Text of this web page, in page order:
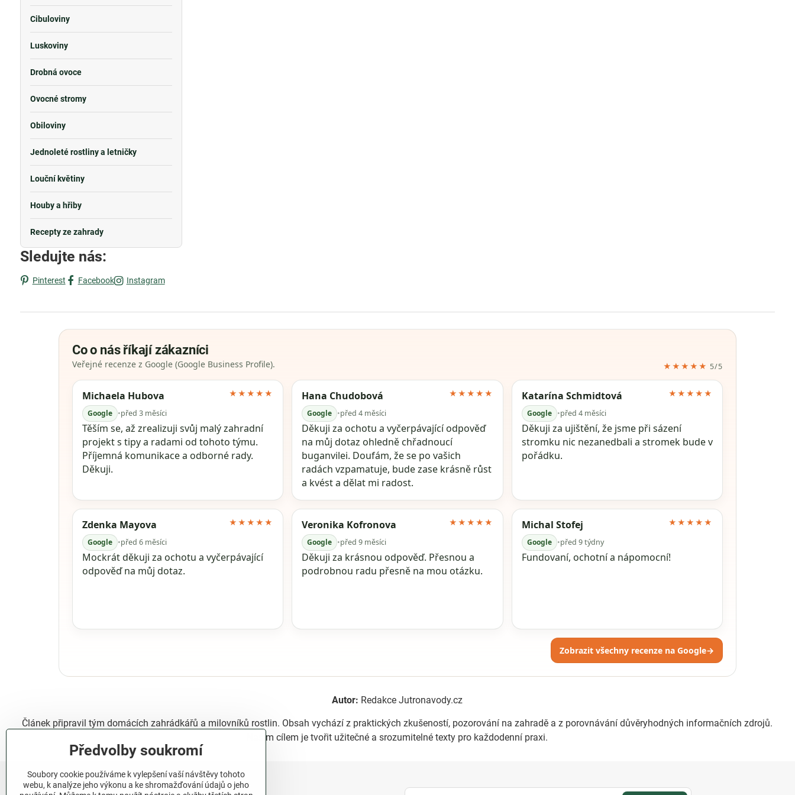
Cibuloviny
Luskoviny
Drobná ovoce
Ovocné stromy
Obiloviny
Jednoleté rostliny a letničky
Louční květiny
Houby a hřiby
Recepty ze zahrady
Sledujte nás:
Pinterest Facebook Instagram
Co o nás říkají zákazníci
Veřejné recenze z Google (Google Business Profile). ★★★★★ 5/5
Michaela Hubova
Google •před 3 měsíci
★★★★★
Těším se, až zrealizuji svůj malý zahradní
projekt s tipy a radami od tohoto týmu.
Příjemná komunikace a odborné rady.
Děkuji.
Hana Chudobová
Google •před 4 měsíci
★★★★★
Děkuji za ochotu a vyčerpávající odpověď
na můj dotaz ohledně chřadnoucí
buganvilei. Doufám, že se po vašich
radách vzpamatuje, bude zase krásně růst
a kvést a dělat mi radost.
Katarína Schmidtová
Google •před 4 měsíci
★★★★★
Děkuji za ujištění, že jsme při sázení
stromku nic nezanedbali a stromek bude v
pořádku.
Zdenka Mayova
Google •před 6 měsíci
★★★★★
Mockrát děkuji za ochotu a vyčerpávající
odpověď na můj dotaz.
Veronika Kofronova
Google •před 9 měsíci
★★★★★
Děkuji za krásnou odpověď. Přesnou a
podrobnou radu přesně na mou otázku.
Michal Stofej
Google •před 9 týdny
★★★★★
Fundovaní, ochotní a nápomocní!
Zobrazit všechny recenze na Google→
Autor: Redakce Jutronavody.cz
Článek připravil tým domácích zahrádkářů a milovníků rostlin. Obsah vychází z praktických zkušeností, pozorování na zahradě a z porovnávání důvěryhodných informačních zdrojů.
Naším cílem je tvořit užitečné a srozumitelné texty pro každodenní praxi.
Předvolby soukromí
Soubory cookie používáme k vylepšení vaší návštěvy tohoto
webu, k analýze jeho výkonu a ke shromažďování údajů o jeho